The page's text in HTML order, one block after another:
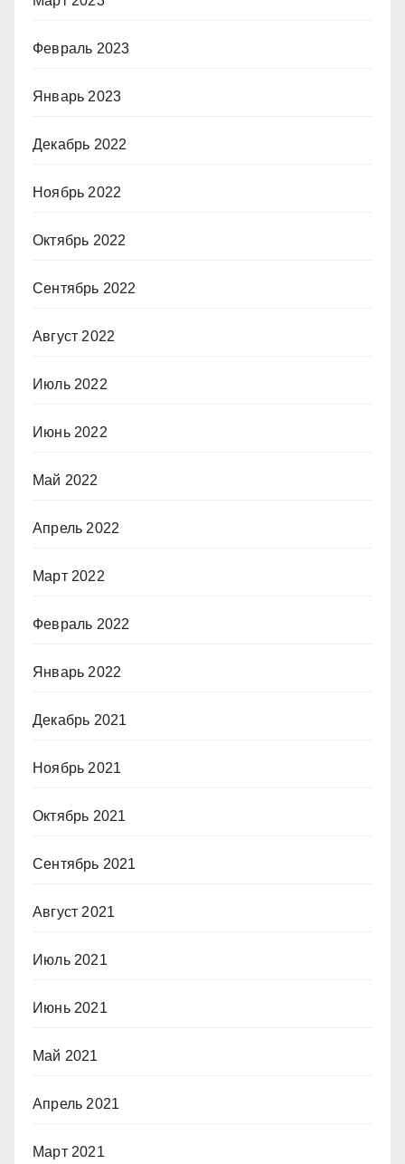
Февраль 2023
Январь 2023
Декабрь 2022
Ноябрь 2022
Октябрь 2022
Сентябрь 2022
Август 2022
Июль 2022
Июнь 2022
Май 2022
Апрель 2022
Март 2022
Февраль 2022
Январь 2022
Декабрь 2021
Ноябрь 2021
Октябрь 2021
Сентябрь 2021
Август 2021
Июль 2021
Июнь 2021
Май 2021
Апрель 2021
Март 2021